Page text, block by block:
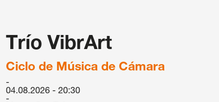
Trío VibrArt
Ciclo de Música de Cámara
04.08.2026 - 20:30